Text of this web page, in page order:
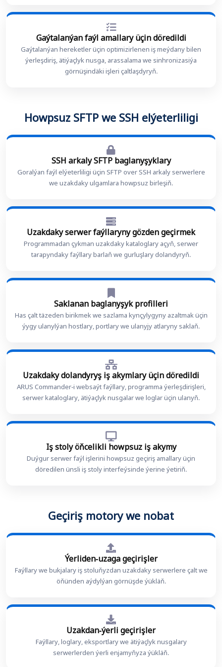
Gaýtalanýan faýl amallary üçin döredildi
Gaýtalanýan hereketler üçin optimizirlenen iş meýdany bilen
ýerleşdiriş, ätiýaçlyk nusga, arassalama we sinhronizasiýa
görnüşindäki işleri çaltlaşdyryň.
Howpsuz SFTP we SSH elýeterliligi
SSH arkaly SFTP baglanyşyklary
Goralýan faýl elýeterliligi üçin SFTP over SSH arkaly serwerlere
we uzakdaky ulgamlara howpsuz birleşiň.
Uzakdaky serwer faýllaryny gözden geçirmek
Programmadan çykman uzakdaky kataloglary açyň, serwer
tarapyndaky faýllary barlaň we gurluşlary dolandyryň.
Saklanan baglanyşyk profilleri
Has çalt täzeden birikmek we sazlama kynçylygyny azaltmak üçin
ýygy ulanylýan hostlary, portlary we ulanyjy atlaryny saklaň.
Uzakdaky dolandyryş iş akymlary üçin döredildi
ARUS Commander-i websaýt faýllary, programma ýerleşdirişleri,
serwer kataloglary, ätiýaçlyk nusgalar we loglar üçin ulanyň.
Iş stoly öňcelikli howpsuz iş akymy
Duýgur serwer faýl işlerini howpsuz geçiriş amallary üçin
döredilen ünsli iş stoly interfeýsinde ýerine ýetiriň.
Geçiriş motory we nobat
Ýerliden-uzaga geçirişler
Faýllary we bukjalary iş stoluňyzdan uzakdaky serwerlere çalt we
öňünden aýdylýan görnüşde ýükläň.
Uzakdan-ýerli geçirişler
Faýllary, loglary, eksportlary we ätiýaçlyk nusgalary
serwerlerden ýerli enjamyňyza ýükläň.